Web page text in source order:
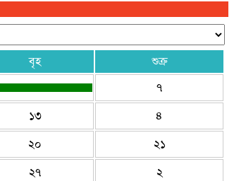
বৃহ
শুক্র
৭
১৩
৪
২০
২১
২৭
২